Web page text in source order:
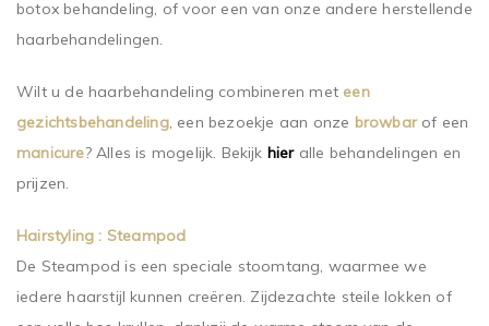
botox behandeling, of voor een van onze andere herstellende
haarbehandelingen.
Wilt u de haarbehandeling combineren met een
gezichtsbehandeling, een bezoekje aan onze browbarof een
manicure? Alles is mogelijk. Bekijk hieralle behandelingen en
prijzen.
Hairstyling : Steampod
De Steampod is een speciale stoomtang, waarmee we
iedere haarstijl kunnen creëren. Zijdezachte steile lokken of